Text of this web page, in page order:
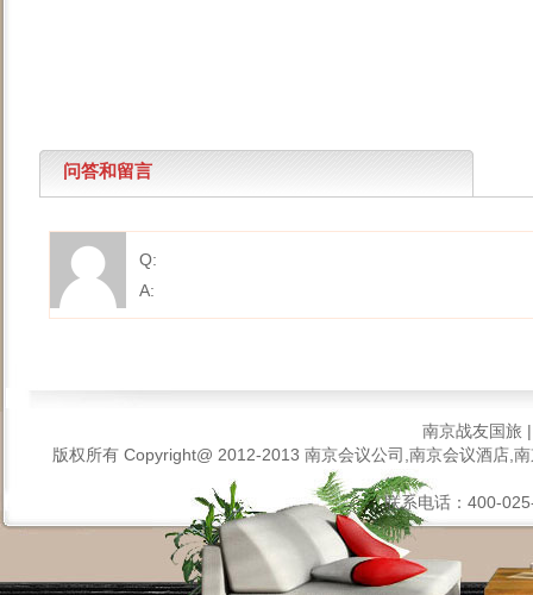
问答和留言
Q:
A:
南京战友国旅
版权所有 Copyright@ 2012-2013 南京会议公司,南京会议酒店,
联系电话：400-